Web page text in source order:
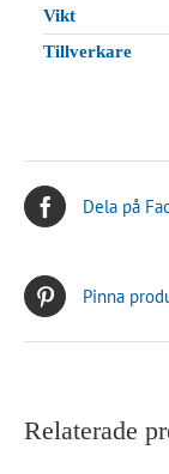
Vikt
Tillverkare
Dela på
Pinna
Relaterade